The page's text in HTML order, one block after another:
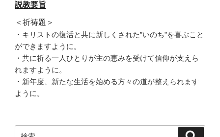
説教要旨
＜祈祷題＞
・キリストの復活と共に新しくされた”いのち”を喜ぶこと
ができますように。
・ 共に祈る一人ひとりが主の恵みを受けて信仰が支えら
れますように 。
・新年度、新たな生活を始める方々の道が整えられます
ように。